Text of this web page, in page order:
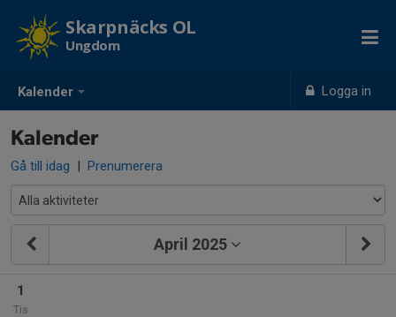
Kalender Logga in
Skarpnäcks OL
Ungdom
Kalender
Gå till idag | Prenumerera
April 2025
1
Tis